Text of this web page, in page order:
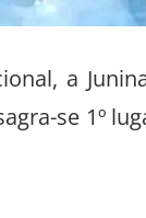
a
se 1º